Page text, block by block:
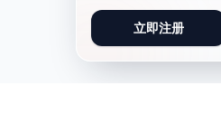
立即注册